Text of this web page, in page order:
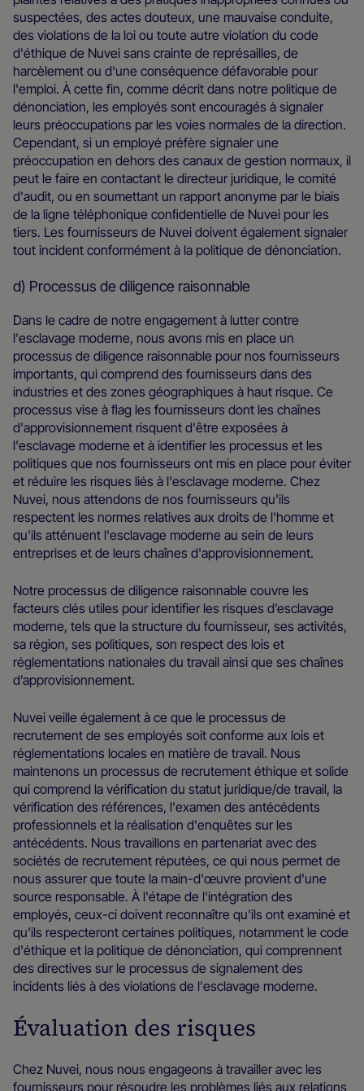
suspectées, des actes douteux, une mauvaise conduite,
des violations de la loi ou toute autre violation du code
d'éthique de Nuvei sans crainte de représailles, de
harcèlement ou d'une conséquence défavorable pour
l'emploi. À cette fin, comme décrit dans notre politique de
dénonciation, les employés sont encouragés à signaler
leurs préoccupations par les voies normales de la direction.
Cependant, si un employé préfère signaler une
préoccupation en dehors des canaux de gestion normaux, il
peut le faire en contactant le directeur juridique, le comité
d'audit, ou en soumettant un rapport anonyme par le biais
de la ligne téléphonique conﬁdentielle de Nuvei pour les
tiers. Les fournisseurs de Nuvei doivent également signaler
tout incident conformément à la politique de dénonciation.
d) Processus de diligence raisonnable
Dans le cadre de notre engagement à lutter contre
l'esclavage moderne, nous avons mis en place un
processus de diligence raisonnable pour nos fournisseurs
importants, qui comprend des fournisseurs dans des
industries et des zones géographiques à haut risque. Ce
processus vise à ﬂag les fournisseurs dont les chaînes
d'approvisionnement risquent d'être exposées à
l'esclavage moderne et à identifier les processus et les
politiques que nos fournisseurs ont mis en place pour éviter
et réduire les risques liés à l'esclavage moderne. Chez
Nuvei, nous attendons de nos fournisseurs qu'ils
respectent les normes relatives aux droits de l'homme et
qu'ils atténuent l'esclavage moderne au sein de leurs
entreprises et de leurs chaînes d'approvisionnement.
Notre processus de diligence raisonnable couvre les
facteurs clés utiles pour identifier les risques d’esclavage
moderne, tels que la structure du fournisseur, ses activités,
sa région, ses politiques, son respect des lois et
réglementations nationales du travail ainsi que ses chaînes
d’approvisionnement.
Nuvei veille également à ce que le processus de
recrutement de ses employés soit conforme aux lois et
réglementations locales en matière de travail. Nous
maintenons un processus de recrutement éthique et solide
qui comprend la vérification du statut juridique/de travail, la
vérification des références, l'examen des antécédents
professionnels et la réalisation d'enquêtes sur les
antécédents. Nous travaillons en partenariat avec des
sociétés de recrutement réputées, ce qui nous permet de
nous assurer que toute la main-d'œuvre provient d'une
source responsable. À l'étape de l'intégration des
employés, ceux-ci doivent reconnaître qu'ils ont examiné et
qu'ils respecteront certaines politiques, notamment le code
d'éthique et la politique de dénonciation, qui comprennent
des directives sur le processus de signalement des
incidents liés à des violations de l'esclavage moderne.
Évaluation des risques
Chez Nuvei, nous nous engageons à travailler avec les
fournisseurs pour résoudre les problèmes liés aux relations